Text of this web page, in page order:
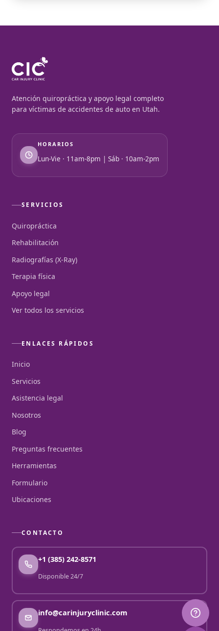
Atención quiropráctica y apoyo legal completo
para víctimas de accidentes de auto en Utah.
HORARIOS
Lun-Vie · 11am-8pm | Sáb · 10am-2pm
SERVICIOS
Quiropráctica
Rehabilitación
Radiografías (X-Ray)
Terapia física
Apoyo legal
Ver todos los servicios
ENLACES RÁPIDOS
Inicio
Servicios
Asistencia legal
Nosotros
Blog
Preguntas frecuentes
Herramientas
Formulario
Ubicaciones
CONTACTO
+1 (385) 242-8571
Disponible 24/7
info@carinjuryclinic.com